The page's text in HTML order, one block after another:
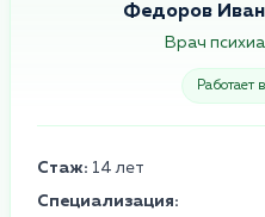
Федоров
Врач
Работает
Стаж: 14 лет
Специализация: